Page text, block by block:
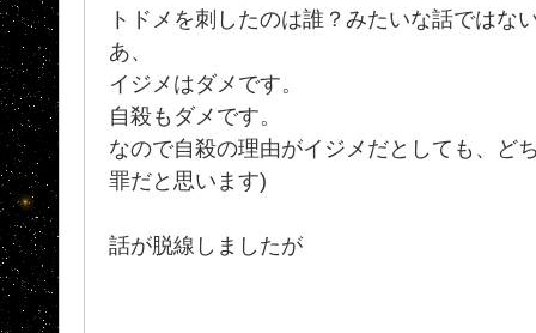
トドメを刺したのは誰？みたいな話ではな
あ、
イジメはダメです。
自殺もダメです。
なので自殺の理由がイジメだとしても、ど
罪だと思います)
話が脱線しましたが